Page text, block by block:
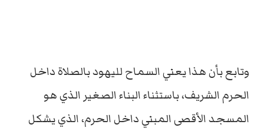
وتابع بأن هذا يعني السماح لليهود بالصلاة داخل
الحرم الشريف، باستثناء البناء الصغير الذي هو
المسجد الأقصى المبني داخل الحرم، الذي يشكل